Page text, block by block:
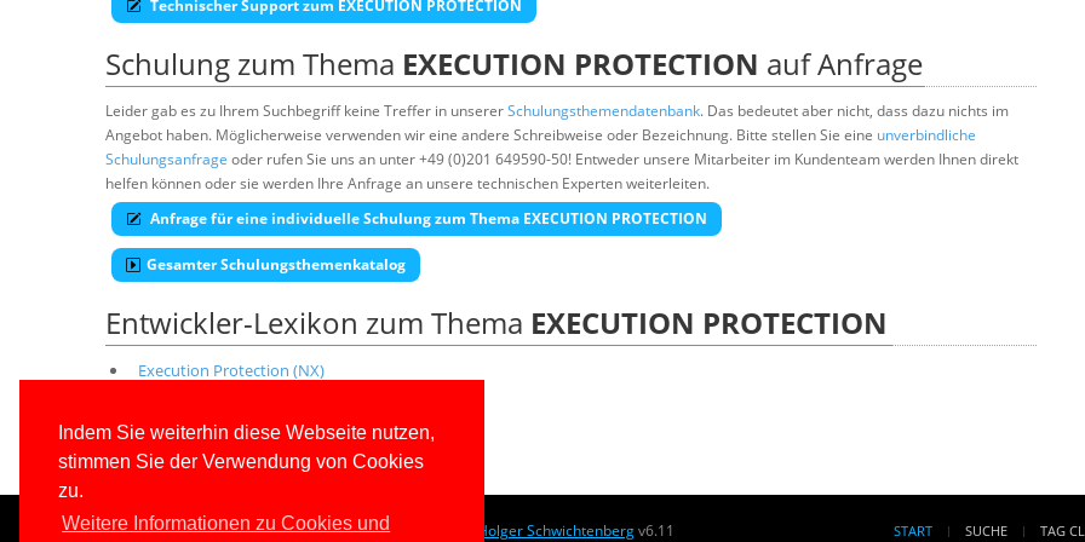
Indem Sie weiterhin diese Webseite nutzen,
stimmen Sie der Verwendung von Cookies
zu.
Weitere Informationen zu Cookies und
Technischer Support zum EXECUTION PROTECTION
Schulung zum Thema EXECUTION PROTECTION auf Anfrage
Leider gab es zu Ihrem Suchbegriff keine Treffer in unsererSchulungsthemendatenbank. Das bedeutet aber nicht, dass dazu nichts im
Angebot haben. Möglicherweise verwenden wir eine andere Schreibweise oder Bezeichnung. Bitte stellen Sie eine unverbindliche
Schulungsanfrage oder rufen Sie uns an unter +49 (0)201 649590-50! Entweder unsere Mitarbeiter im Kundenteam werden Ihnen direkt
helfen können oder sie werden Ihre Anfrage an unsere technischen Experten weiterleiten.
Anfrage für eine individuelle Schulung zum Thema EXECUTION PROTECTION
Gesamter Schulungsthemenkatalog
Entwickler-Lexikon zum Thema EXECUTION PROTECTION
Execution Protection (NX)
© 1996-2026www.IT-Visions.de Dr. Holger Schwichtenbergv6.11 START SUCHE TAG